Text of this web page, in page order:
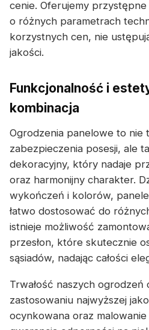
cenie. Oferujemy
o różnych parametrach
korzystnych cen, nie
jakości.
Funkcjonalność i
kombinacja
Ogrodzenia panelowe to nie
zabezpieczenia posesji, ale
dekoracyjny, który nadaje
oraz harmonijny charakter.
wykończeń i kolorów,
łatwo dostosować do
istnieje możliwość
przesłon, które skutecznie
sąsiadów, nadając całości
Trwałość naszych ogrodzeń
zastosowaniu najwyższej
ocynkowana oraz